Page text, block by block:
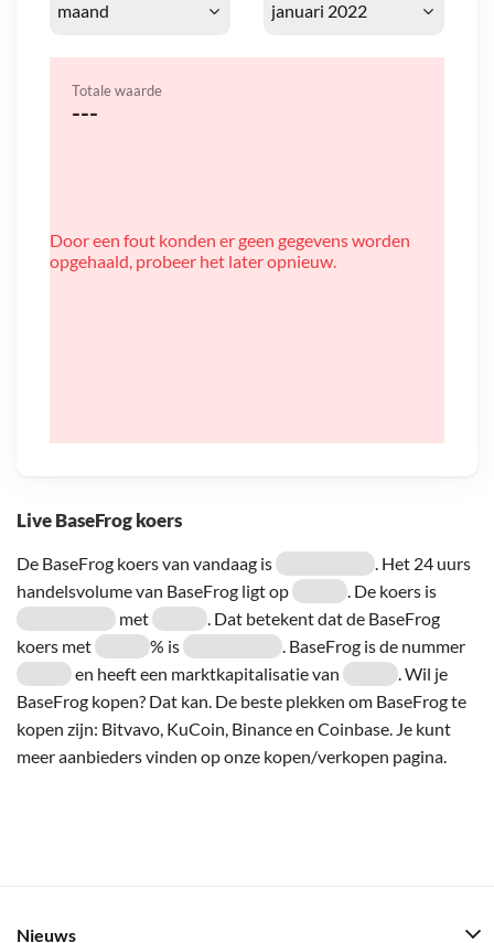
Live BaseFrog koers
De BaseFrog koers van vandaag is
. Het 24 uurs
handelsvolume van BaseFrog ligt op
. De koers is
met
. Dat betekent dat de BaseFrog
koers met
% is
. BaseFrog is de nummer
en heeft een marktkapitalisatie van
. Wil je
BaseFrog kopen? Dat kan. De beste plekken om BaseFrog te
kopen zijn: Bitvavo, KuCoin, Binance en Coinbase. Je kunt
meer aanbieders vinden op onze kopen/verkopen pagina.
Totale waarde
---
Door een fout konden er geen gegevens worden
opgehaald, probeer het later opnieuw.
Nieuws